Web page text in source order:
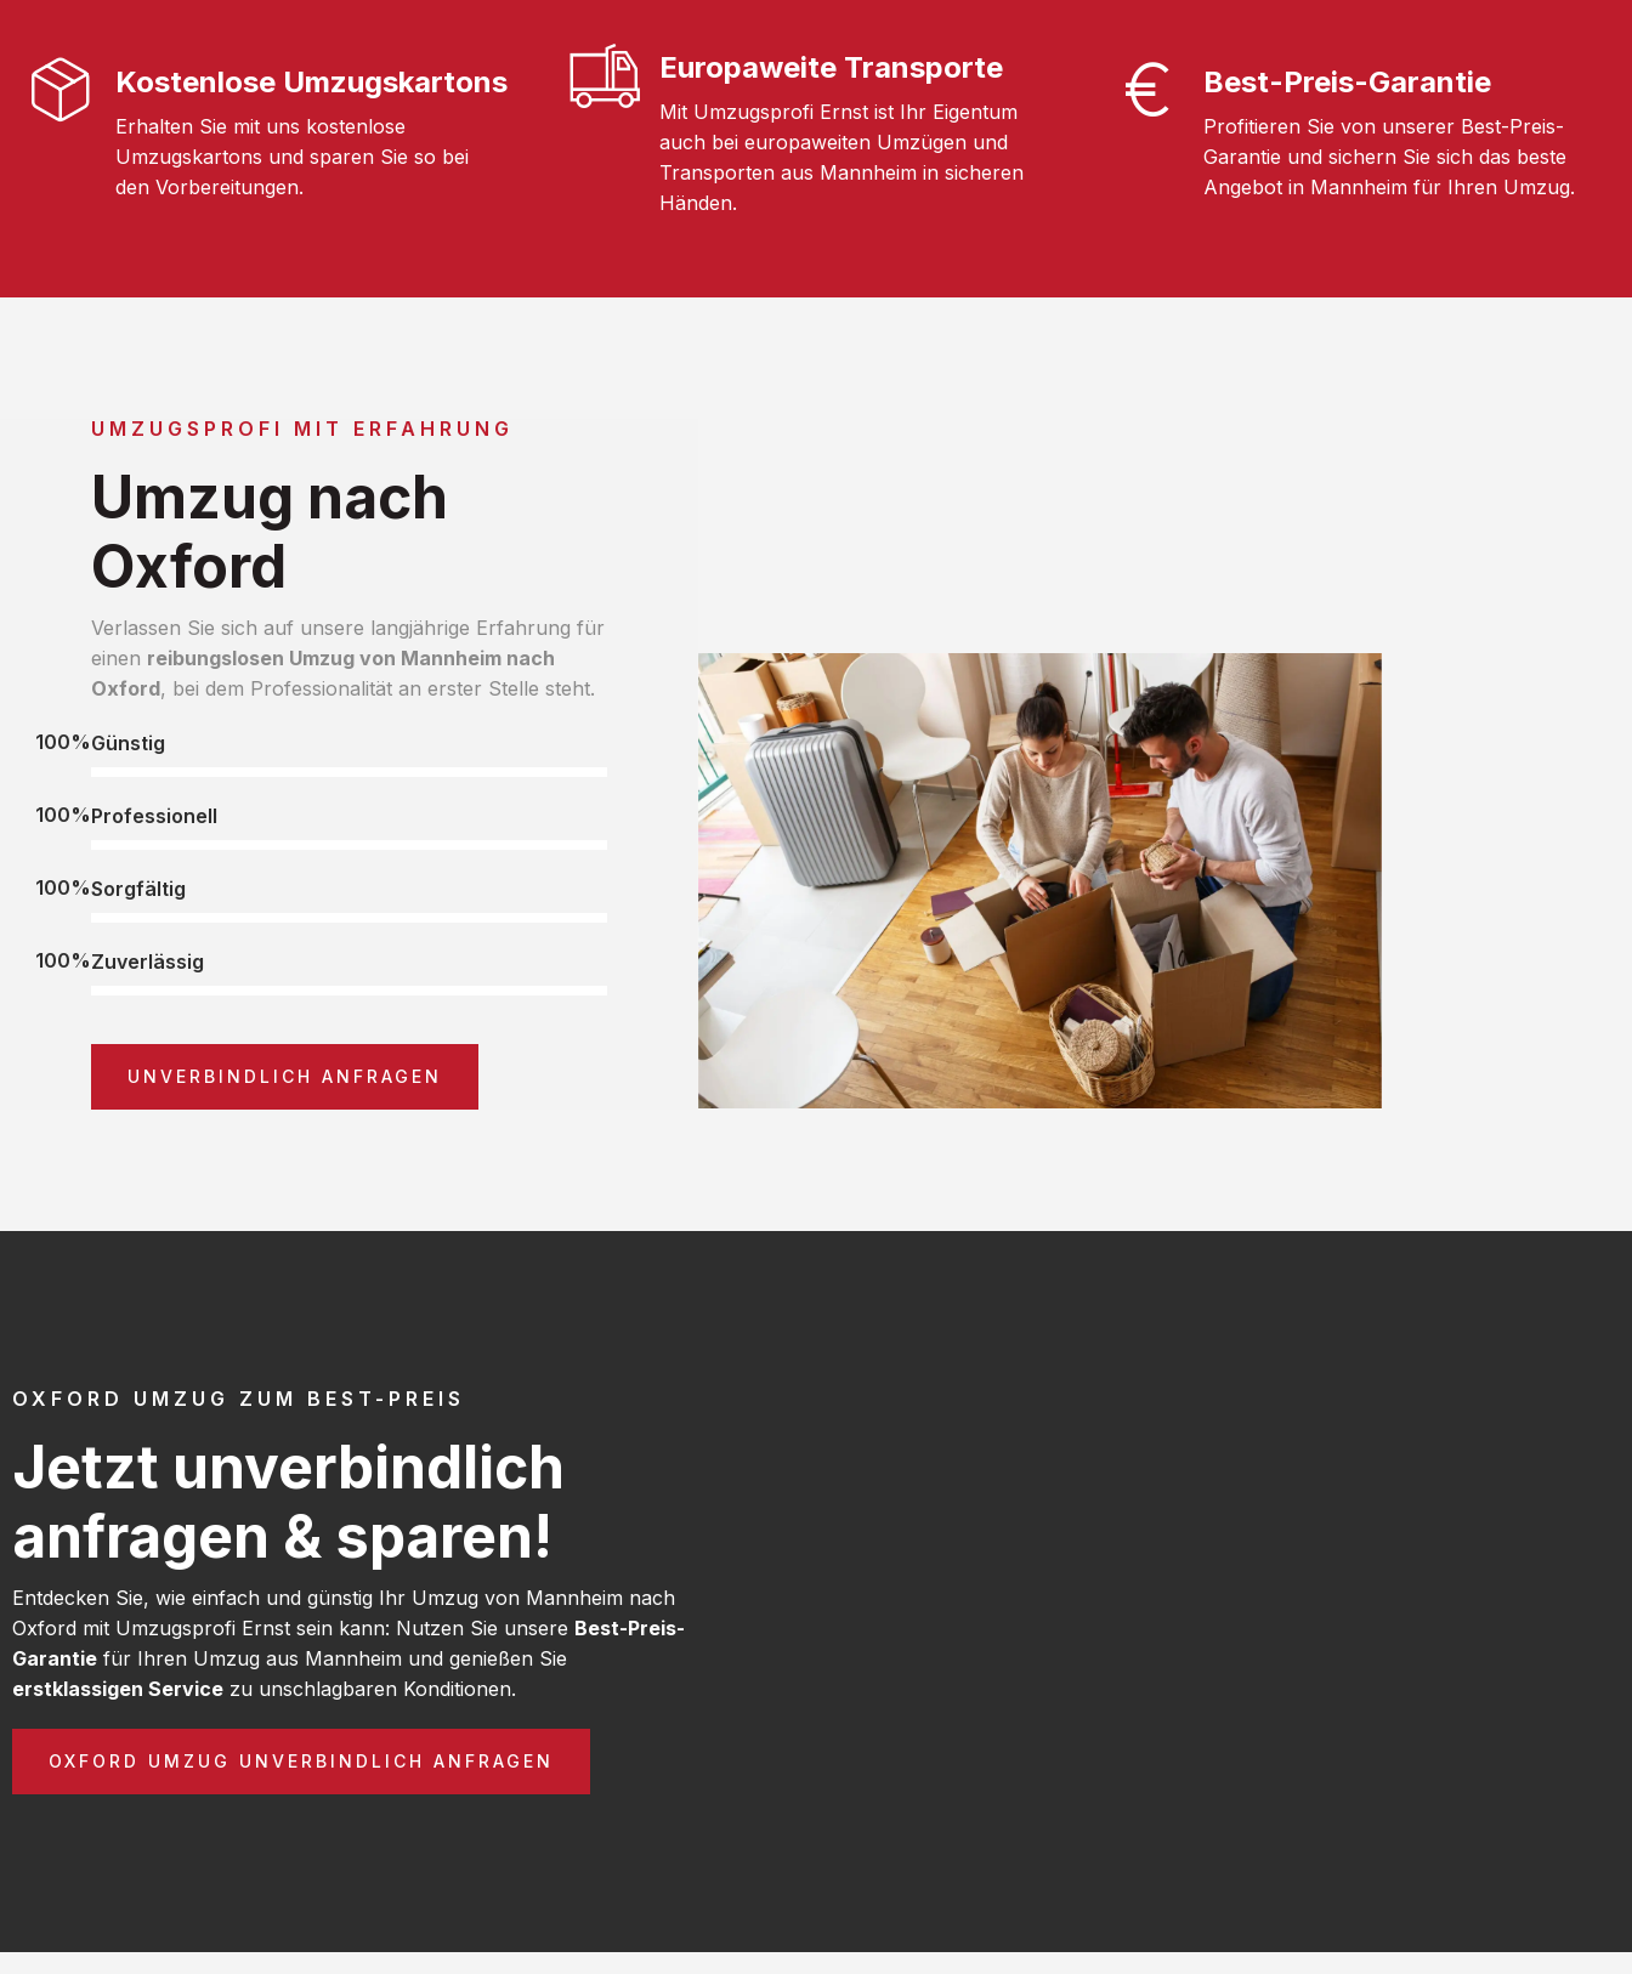
Kostenlose Umzugskartons
Erhalten Sie mit uns kostenlose
Umzugskartons und sparen Sie so bei
den Vorbereitungen.
Europaweite Transporte
Mit Umzugsprofi Ernst ist Ihr Eigentum
auch bei europaweiten Umzügen und
Transporten aus Mannheim in sicheren
Händen.
Best-Preis-Garantie
Profitieren Sie von unserer Best-Preis-
Garantie und sichern Sie sich das beste
Angebot in Mannheim für Ihren Umzug.
UMZUGSPROFI MIT ERFAHRUNG
Umzug nach
Oxford
Verlassen Sie sich auf unsere langjährige Erfahrung für
einen reibungslosen Umzug von Mannheim nach
Oxford, bei dem Professionalität an erster Stelle steht.
Günstig
100%
Professionell
100%
Sorgfältig
100%
Zuverlässig
100%
UNVERBINDLICH ANFRAGEN
OXFORD UMZUG ZUM BEST-PREIS
Jetzt unverbindlich
anfragen & sparen!
Entdecken Sie, wie einfach und günstig Ihr Umzug von Mannheim nach
Oxford mit Umzugsprofi Ernst sein kann: Nutzen Sie unsere Best-Preis-
Garantie für Ihren Umzug aus Mannheim und genießen Sie
erstklassigen Service zu unschlagbaren Konditionen.
OXFORD UMZUG UNVERBINDLICH ANFRAGEN